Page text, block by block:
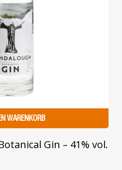
WARENKORB
Gin – 41% vol.